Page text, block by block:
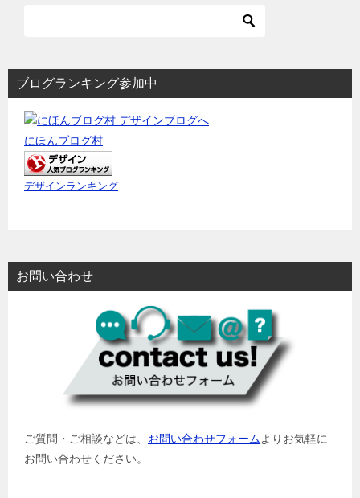
ブログランキング参加中
にほんブログ村
デザインランキング
お問い合わせ
ご質問・ご相談などは、 お問い合わせフォームよりお気軽に
お問い合わせください。